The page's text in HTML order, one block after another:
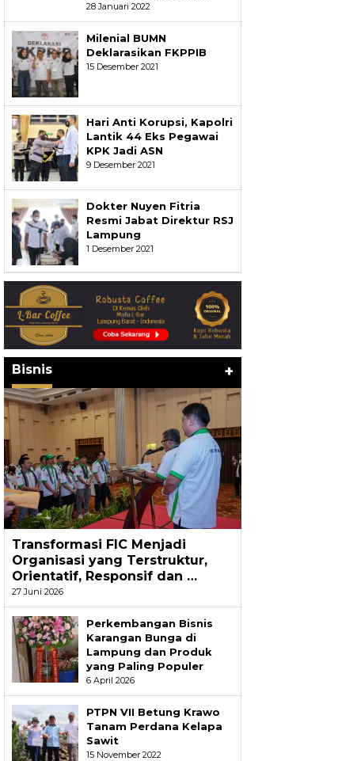
28 Januari 2022
Milenial BUMN
Deklarasikan FKPPIB
15 Desember 2021
Hari Anti Korupsi, Kapolri
Lantik 44 Eks Pegawai
KPK Jadi ASN
9 Desember 2021
Dokter Nuyen Fitria
Resmi Jabat Direktur RSJ
Lampung
1 Desember 2021
Bisnis +
Transformasi FIC Menjadi
Organisasi yang Terstruktur,
Orientatif, Responsif dan …
27 Juni 2026
Perkembangan Bisnis
Karangan Bunga di
Lampung dan Produk
yang Paling Populer
6 April 2026
PTPN VII Betung Krawo
Tanam Perdana Kelapa
Sawit
15 November 2022